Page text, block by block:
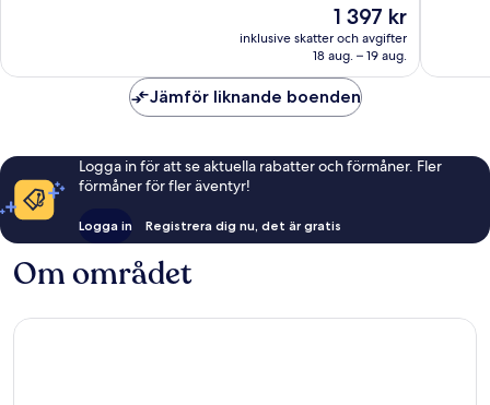
Priset
är
1 397 kr
1 397 kr
inklusive skatter och avgifter
18 aug. – 19 aug.
Jämför liknande boenden
Logga in för att se aktuella rabatter och förmåner. Fler
förmåner för fler äventyr!
Logga in Registrera dig nu, det är gratis
Om området